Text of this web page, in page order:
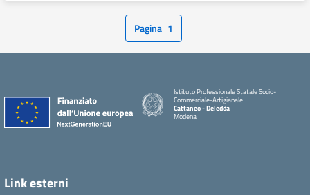
Pagina 1
Istituto Professionale Statale Socio-
Commerciale-Artigianale
Cattaneo - Deledda
Modena
Link esterni